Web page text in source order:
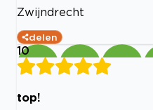
Zwijndrecht
delen
10
top!